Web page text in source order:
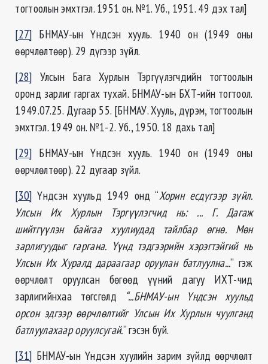
тогтоолын эмхтгэл. 1951 он. №1. Уб., 1951. 49 дэх тал]
[27] БНМАУ-ын Үндсэн хууль. 1940 он (1949 оны
өөрчлөлтөөр). 29 дүгээр зүйл.
[28] Улсын Бага Хурлын Тэргүүлэгчдийн тогтоолын
оронд зарлиг гаргах тухай. БНМАУ-ын БХТ-ийн тогтоол.
1949.07.25. Дугаар 55. [БНМАУ. Хууль, дүрэм, тогтоолын
эмхтгэл. 1949 он. №1-2. Уб., 1950. 18 дахь тал]
[29] БНМАУ-ын Үндсэн хууль. 1940 он (1949 оны
өөрчлөлтөөр). 22 дугаар зүйл.
[30] Үндсэн хуульд 1949 онд “Хорин есдүгээр зүйл.
Улсын Их Хурлын Тэргүүлэгчид нь: ... Г. Дагаж
шийтгүүлэн байгаа хуулиудад тайлбар өгнө. Мөн
зарлигуудыг гаргана. Үүнд тэдгээрийн хэрэгтэйгий нь
Улсын Их Хуралд дараагаар оруулан батлуулна...” гэж
өөрчлөлт оруулсан бөгөөд үүний дагуу ИХТ-чид
зарлигийнхаа төгсгөлд
“...БНМАУ-ын Үндсэн хуульд
орсон эдгээр өөрчлөлтийг Улсын Их Хурлын чуулганд
батлуулахаар оруулсугай.” гэсэн буй.
[31] БНМАУ-ын Үндсэн хуулийн зарим зүйлд өөрчлөлт